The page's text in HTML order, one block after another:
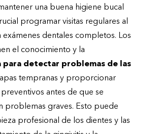
una buena higiene bucal
programar visitas regulares al
exámenes dentales completos. Los
el conocimiento y la
para detectar problemas de las
tempranas y proporcionar
antes de que se
problemas graves. Esto puede
profesional de los dientes y las